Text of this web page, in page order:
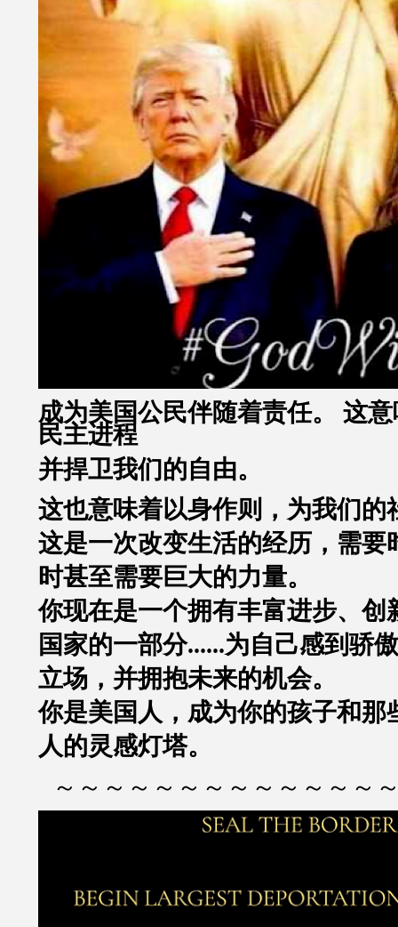
成为美国公民伴随着责任。 这
民主进程
并捍卫我们的自由。
这也意味着以身作则，为我们的
这是一次改变生活的经历，需要
时甚至需要巨大的力量。
你现在是一个拥有丰富进步、创
国家的一部分......为自己感到骄
立场，并拥抱未来的机会。
你是美国人， 成为你的孩子和那
人的灵感灯塔。
～～～～～～～～～～～～～